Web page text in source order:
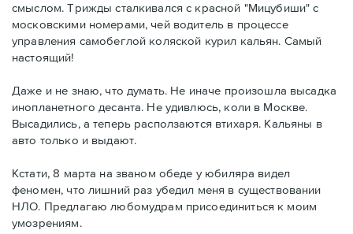
смыслом. Трижды сталкивался с красной "Мицубиши" с
московскими номерами, чей водитель в процессе
управления самобеглой коляской курил кальян. Самый
настоящий!
Даже и не знаю, что думать. Не иначе произошла высадка
инопланетного десанта. Не удивлюсь, коли в Москве.
Высадились, а теперь расползаются втихаря. Кальяны в
авто только и выдают.
Кстати, 8 марта на званом обеде у юбиляра видел
феномен, что лишний раз убедил меня в существовании
НЛО. Предлагаю любомудрам присоединиться к моим
умозрениям.